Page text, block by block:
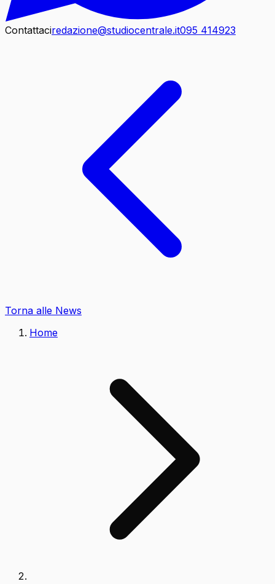
Contattaciredazione@studiocentrale.it095 414923
Torna alle News
Home